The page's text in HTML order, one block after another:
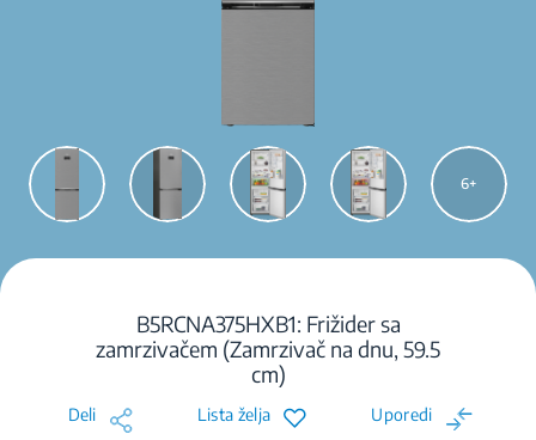
6
B5RCNA375HXB1: Frižider sa
zamrzivačem (Zamrzivač na dnu, 59.5
cm)
Deli Lista želja Uporedi